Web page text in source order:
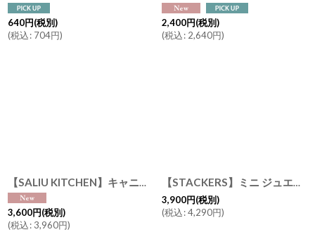
640円(税別)
(税込: 704円)
2,400円(税別)
(税込: 2,640円)
【SALIU KITCHEN】キャニスター SK00 マットな質感 日本製 磁器 シンプル （SUGAR SALT TEA COFFEE）ホワイト グレイ サリウキッチン
3,600円(税別)
(税込: 3,960円)
【STACKERS】ミニ ジュエリーボックス 11sec 11個仕切り ペブルグレー PebbleGrey スタッカーズ ロンドン イギリス
3,900円(税別)
(税込:4,290円)